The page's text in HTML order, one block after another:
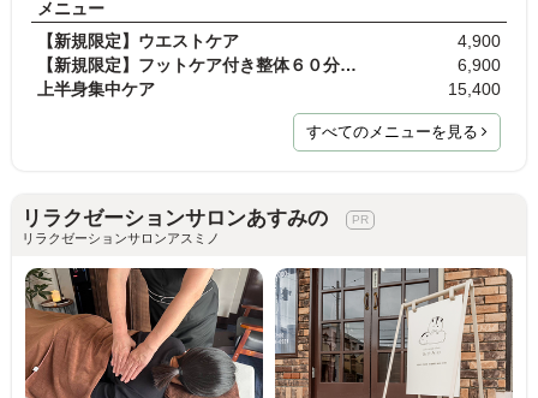
メニュー
【新規限定】ウエストケア
4,900
【新規限定】フットケア付き整体６０分☆微弱電流で整…
6,900
上半身集中ケア
15,400
すべてのメニューを見る
リラクゼーションサロンあすみの
リラクゼーションサロンアスミノ